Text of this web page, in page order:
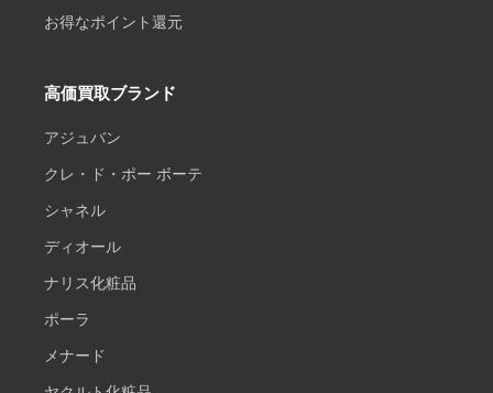
お得なポイント還元
高価買取ブランド
アジュバン
クレ・ド・ポー ボーテ
シャネル
ディオール
ナリス化粧品
ポーラ
メナード